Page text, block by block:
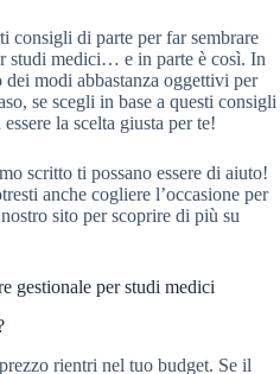
consigli di parte per far sembrare
studi medici… e in parte è così. In
modi abbastanza oggettivi per
se scegli in base a questi consigli
la scelta giusta per te!
scritto ti possano essere di aiuto!
anche cogliere l’occasione per
sito per scoprire di più su
gestionale per studi medici
rientri nel tuo budget. Se il